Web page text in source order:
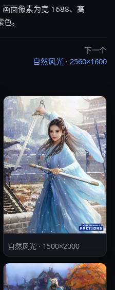
画面像素为宽 1688、高
。
下一个
自然风光 · 2560×1600
自然风光 · 1500×2000